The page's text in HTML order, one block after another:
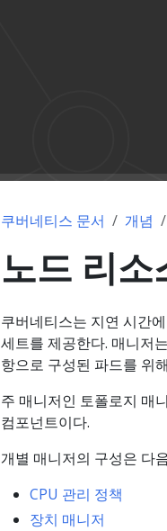
쿠버네티스 문서 개념
노드 리소
쿠버네티스는 지연 시간
세트를 제공한다. 매니저
항으로 구성된 파드를 위
주 매니저인 토폴로지 매
컴포넌트이다.
개별 매니저의 구성은 다
CPU 관리 정책
장치 매니저